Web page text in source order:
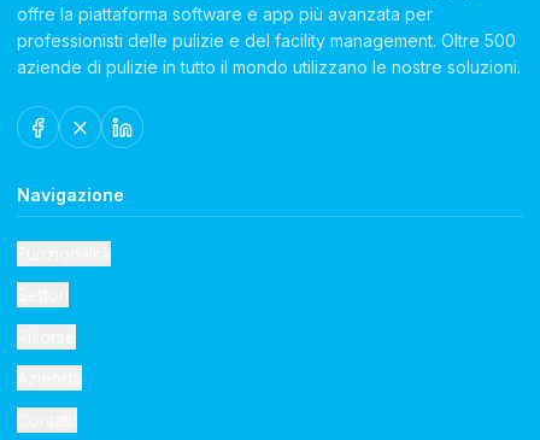
offre la piattaforma software e app più avanzata per
professionisti delle pulizie e del facility management. Oltre 500
aziende di pulizie in tutto il mondo utilizzano le nostre soluzioni.
Navigazione